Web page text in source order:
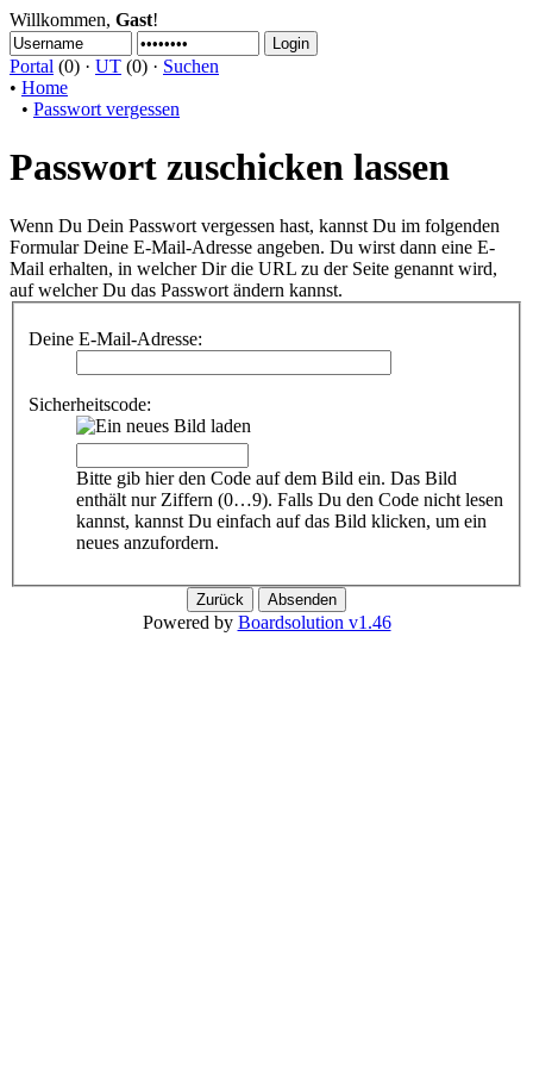
Willkommen, Gast!
Portal (0) · UT (0) · Suchen
• Home
• Passwort vergessen
Passwort zuschicken lassen
Wenn Du Dein Passwort vergessen hast, kannst Du im folgenden
Formular Deine E-Mail-Adresse angeben. Du wirst dann eine E-
Mail erhalten, in welcher Dir die URL zu der Seite genannt wird,
auf welcher Du das Passwort ändern kannst.
Deine E-Mail-Adresse:
Sicherheitscode:
Bitte gib hier den Code auf dem Bild ein. Das Bild
enthält nur Ziffern (0…9). Falls Du den Code nicht lesen
kannst, kannst Du einfach auf das Bild klicken, um ein
neues anzufordern.
Powered by Boardsolution v1.46